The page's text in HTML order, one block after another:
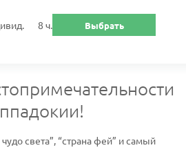
8 ч. Выбрать
света”, “страна фей” и самый